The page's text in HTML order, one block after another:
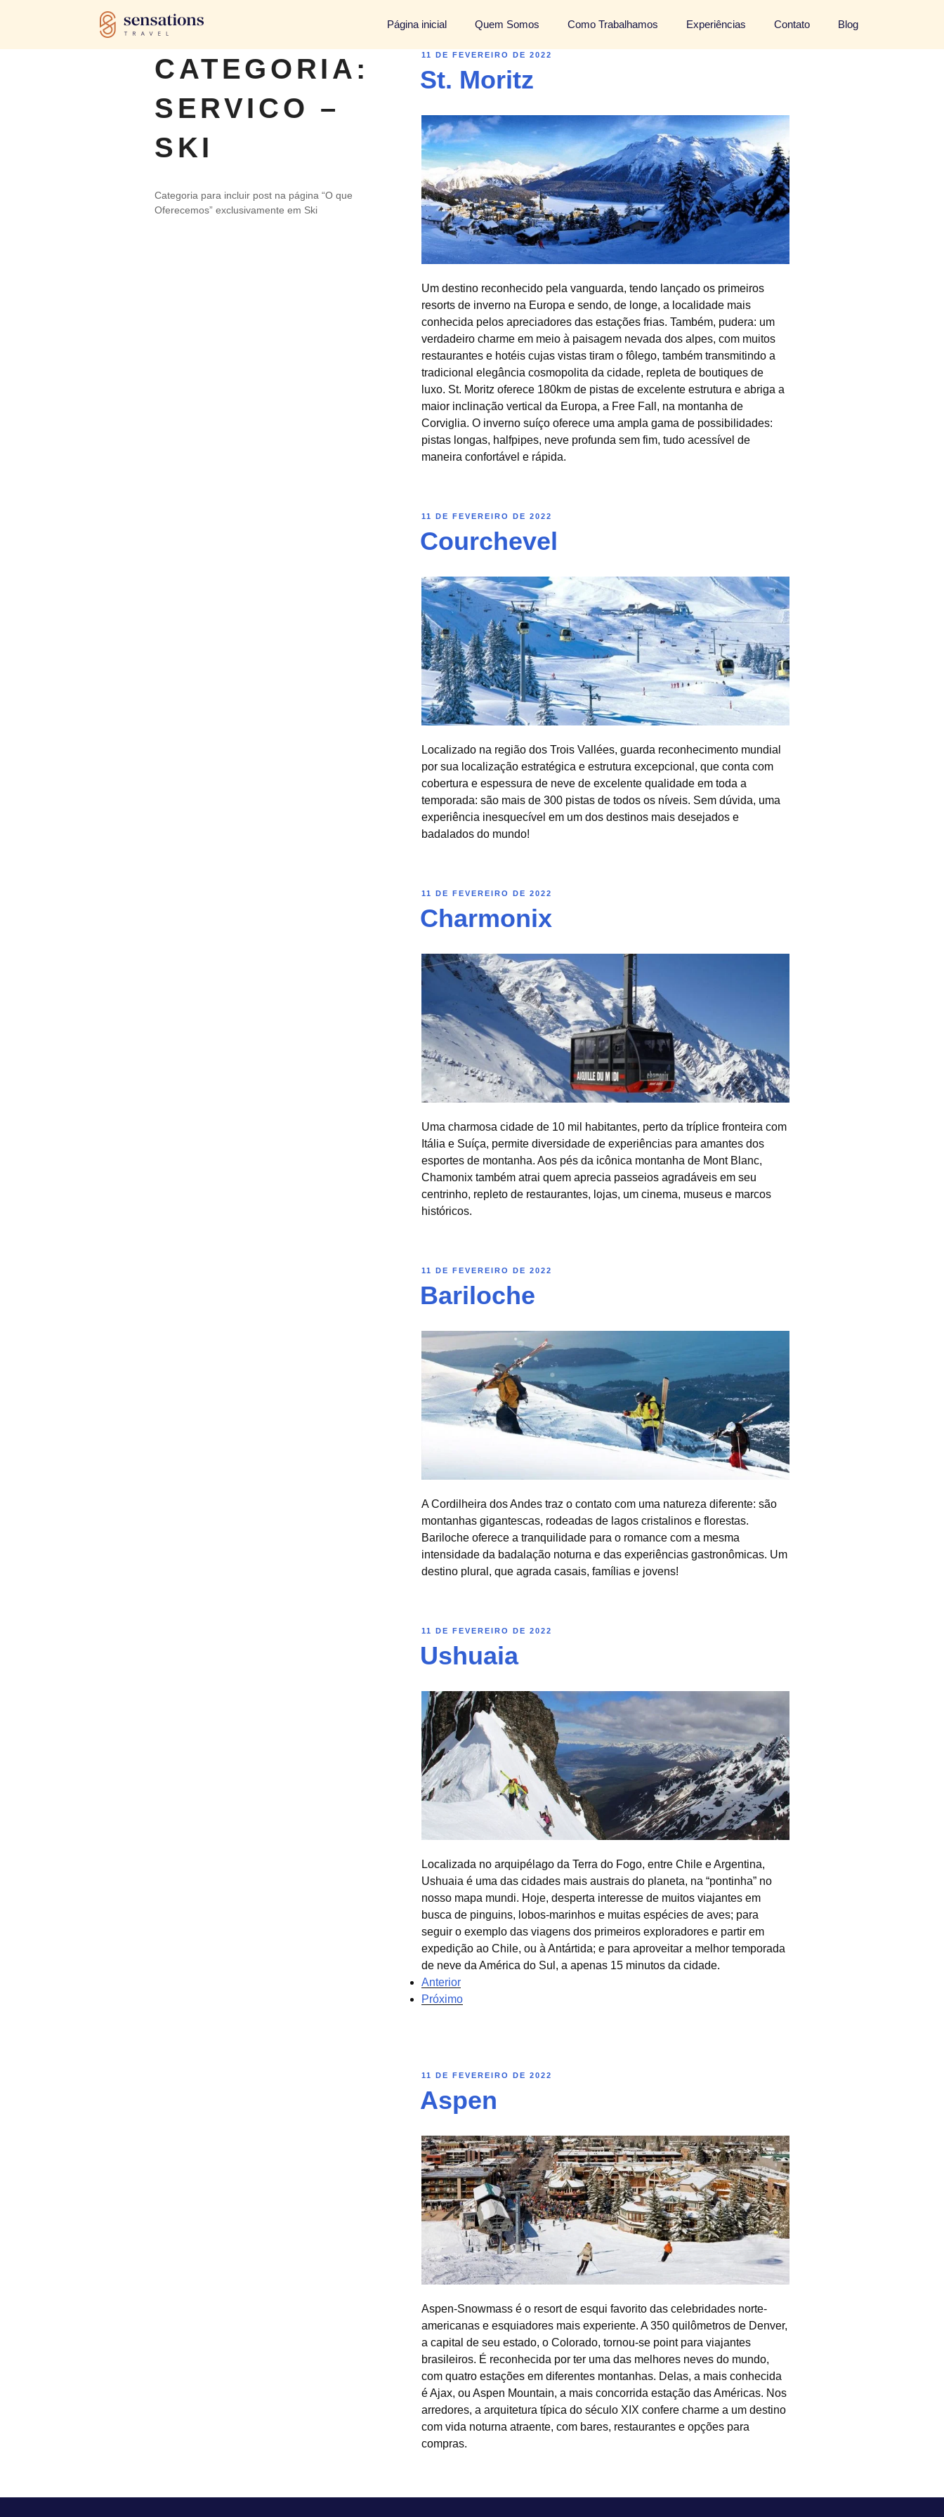
Página inicial Quem Somos Como Trabalhamos Experiências Contato Blog
CATEGORIA:
SERVICO –
SKI
Categoria para incluir post na página “O que
Oferecemos” exclusivamente em Ski
11 DE FEVEREIRO DE 2022
St. Moritz
Um destino reconhecido pela vanguarda, tendo lançado os primeiros
resorts de inverno na Europa e sendo, de longe, a localidade mais
conhecida pelos apreciadores das estações frias. Também, pudera: um
verdadeiro charme em meio à paisagem nevada dos alpes, com muitos
restaurantes e hotéis cujas vistas tiram o fôlego, também transmitindo a
tradicional elegância cosmopolita da cidade, repleta de boutiques de
luxo. St. Moritz oferece 180km de pistas de excelente estrutura e abriga a
maior inclinação vertical da Europa, a Free Fall, na montanha de
Corviglia. O inverno suíço oferece uma ampla gama de possibilidades:
pistas longas, halfpipes, neve profunda sem fim, tudo acessível de
maneira confortável e rápida.
11 DE FEVEREIRO DE 2022
Courchevel
Localizado na região dos Trois Vallées, guarda reconhecimento mundial
por sua localização estratégica e estrutura excepcional, que conta com
cobertura e espessura de neve de excelente qualidade em toda a
temporada: são mais de 300 pistas de todos os níveis. Sem dúvida, uma
experiência inesquecível em um dos destinos mais desejados e
badalados do mundo!
11 DE FEVEREIRO DE 2022
Charmonix
Uma charmosa cidade de 10 mil habitantes, perto da tríplice fronteira com
Itália e Suíça, permite diversidade de experiências para amantes dos
esportes de montanha. Aos pés da icônica montanha de Mont Blanc,
Chamonix também atrai quem aprecia passeios agradáveis em seu
centrinho, repleto de restaurantes, lojas, um cinema, museus e marcos
históricos.
11 DE FEVEREIRO DE 2022
Bariloche
A Cordilheira dos Andes traz o contato com uma natureza diferente: são
montanhas gigantescas, rodeadas de lagos cristalinos e florestas.
Bariloche oferece a tranquilidade para o romance com a mesma
intensidade da badalação noturna e das experiências gastronômicas. Um
destino plural, que agrada casais, famílias e jovens!
11 DE FEVEREIRO DE 2022
Ushuaia
Localizada no arquipélago da Terra do Fogo, entre Chile e Argentina,
Ushuaia é uma das cidades mais austrais do planeta, na “pontinha” no
nosso mapa mundi. Hoje, desperta interesse de muitos viajantes em
busca de pinguins, lobos-marinhos e muitas espécies de aves; para
seguir o exemplo das viagens dos primeiros exploradores e partir em
expedição ao Chile, ou à Antártida; e para aproveitar a melhor temporada
de neve da América do Sul, a apenas 15 minutos da cidade.
Anterior
Próximo
11 DE FEVEREIRO DE 2022
Aspen
Aspen-Snowmass é o resort de esqui favorito das celebridades norte-
americanas e esquiadores mais experiente. A 350 quilômetros de Denver,
a capital de seu estado, o Colorado, tornou-se point para viajantes
brasileiros. É reconhecida por ter uma das melhores neves do mundo,
com quatro estações em diferentes montanhas. Delas, a mais conhecida
é Ajax, ou Aspen Mountain, a mais concorrida estação das Américas. Nos
arredores, a arquitetura típica do século XIX confere charme a um destino
com vida noturna atraente, com bares, restaurantes e opções para
compras.